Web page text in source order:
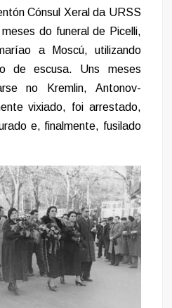
Cónsul Xeral da URSS
do funeral de Picelli,
a Moscú, utilizando
de escusa. Uns meses
no Kremlin, Antonov-
vixiado, foi arrestado,
e, finalmente, fusilado